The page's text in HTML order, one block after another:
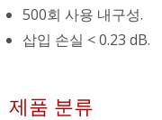
500회 사용 내구성.
삽입 손실 < 0.23 dB.
제품 분류